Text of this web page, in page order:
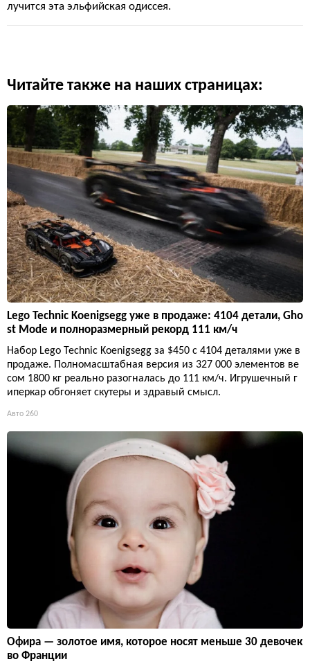
лучится эта эльфийская одиссея.
Читайте также на наших страницах:
Lego Technic Koenigsegg уже в продаже: 4104 детали, Gho
st Mode и полноразмерный рекорд 111 км/ч
Набор Lego Technic Koenigsegg за $450 с 4104 деталями уже в
продаже. Полномасштабная версия из 327 000 элементов ве
сом 1800 кг реально разогналась до 111 км/ч. Игрушечный г
иперкар обгоняет скутеры и здравый смысл.
Авто 260
Офира — золотое имя, которое носят меньше 30 девочек
во Франции